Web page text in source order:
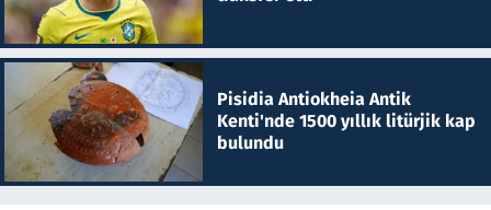
Pisidia Antiokheia Antik
Kenti'nde 1500 yıllık litürjik kap
bulundu